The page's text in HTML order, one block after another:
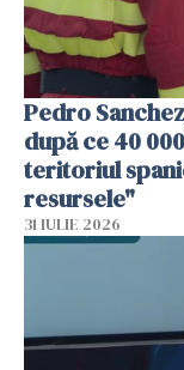
Pedro
după ce 40
teritoriul
resursele"
31 IULIE 2026